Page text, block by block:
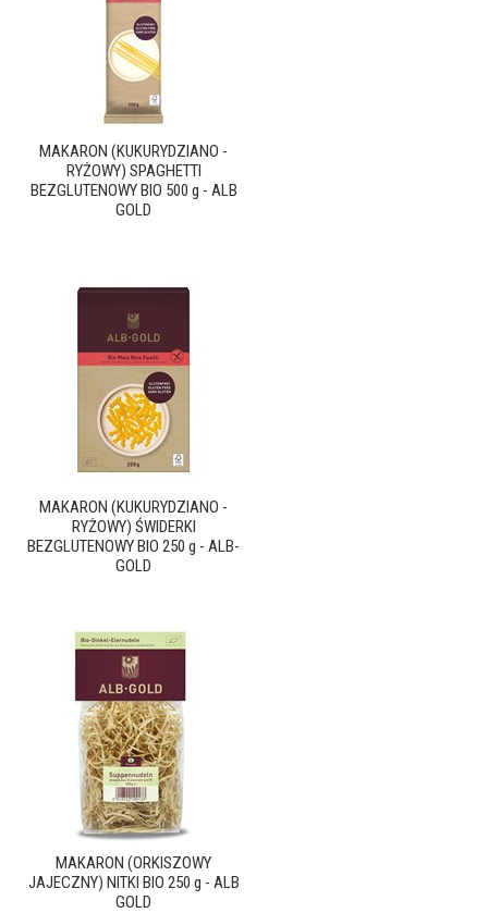
MAKARON (KUKURYDZIANO -
RYŻOWY) SPAGHETTI
BEZGLUTENOWY BIO 500 g - ALB
GOLD
MAKARON (KUKURYDZIANO -
RYŻOWY) ŚWIDERKI
BEZGLUTENOWY BIO 250 g - ALB-
GOLD
MAKARON (ORKISZOWY
JAJECZNY) NITKI BIO 250 g - ALB
GOLD